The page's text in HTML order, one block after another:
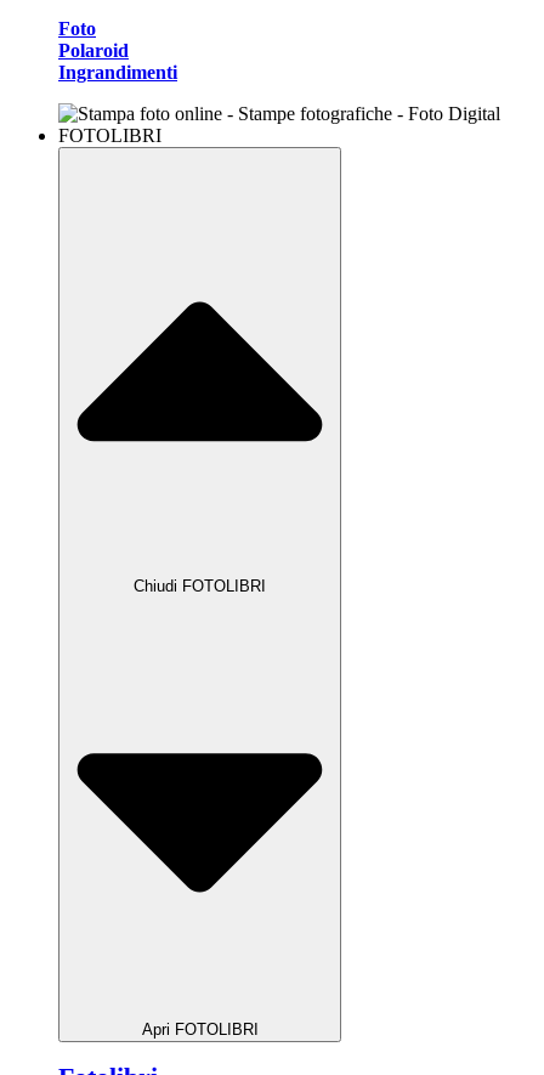
Foto
Polaroid
Ingrandimenti
FOTOLIBRI
Chiudi FOTOLIBRI
Apri FOTOLIBRI